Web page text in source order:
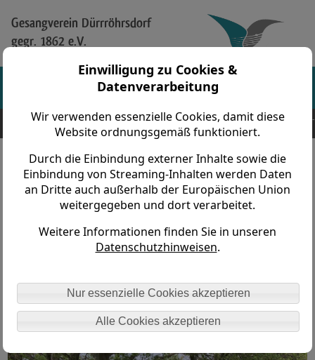
Einwilligung zu Cookies &
Datenverarbeitung
Wir verwenden essenzielle Cookies, damit diese
Website ordnungsgemäß funktioniert.
Durch die Einbindung externer Inhalte sowie die
Einbindung von Streaming-Inhalten werden Daten
an Dritte auch außerhalb der Europäischen Union
weitergegeben und dort verarbeitet.
Weitere Informationen finden Sie in unseren
Datenschutzhinweisen.
Nur essenzielle Cookies akzeptieren
Alle Cookies akzeptieren
Gesangverein Dürrröhrsdorf
gegr. 1862 e.V.
Gesangverein Dürrröhrsdorf gegr. 1862 e.V. > Vereinsleben > Frauentage > 2024 -
Hochburkersdorf-Rathewalde
Wandertag am 04. Mai 2024
Hochburkersdorf-Rathewalde